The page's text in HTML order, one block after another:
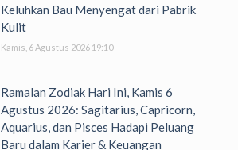
Keluhkan Bau Menyengat dari Pabrik
Kulit
Kamis, 6 Agustus 2026 19:10
Ramalan Zodiak Hari Ini, Kamis 6
Agustus 2026: Sagitarius, Capricorn,
Aquarius, dan Pisces Hadapi Peluang
Baru dalam Karier & Keuangan